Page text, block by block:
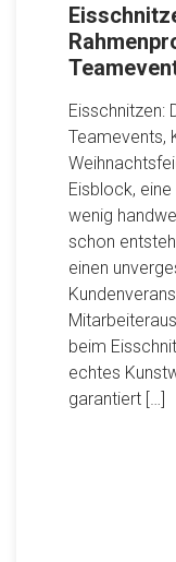
Eisschnitzen:
Teamevents,
Eisblock,
wenig
schon
einen
beim
echtes
garantiert […]